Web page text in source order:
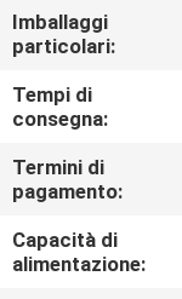
CONTATTICI
RICHIEDA
UNA
CITAZIONE
Imballaggi
particolari:
Tempi di
consegna:
Termini di
pagamento:
Capacità di
alimentazione: